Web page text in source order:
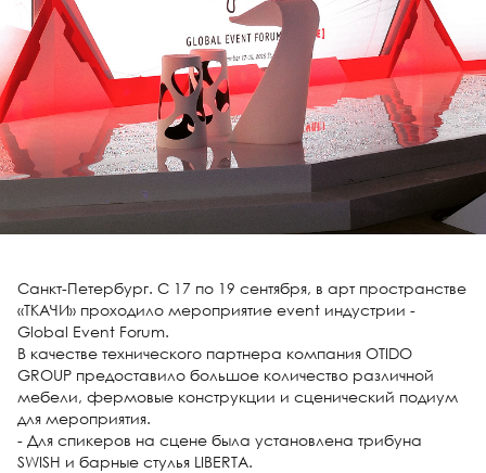
Санкт-Петербург. С 17 по 19 сентября, в арт пространстве
«ТКАЧИ» проходило мероприятие event индустрии -
Global Event Forum.
В качестве технического партнера компания OTIDO
GROUP предоставило большое количество различной
мебели, фермовые конструкции и сценический подиум
для мероприятия.
- Для спикеров на сцене была установлена трибуна
SWISH и барные стулья LIBERTA.